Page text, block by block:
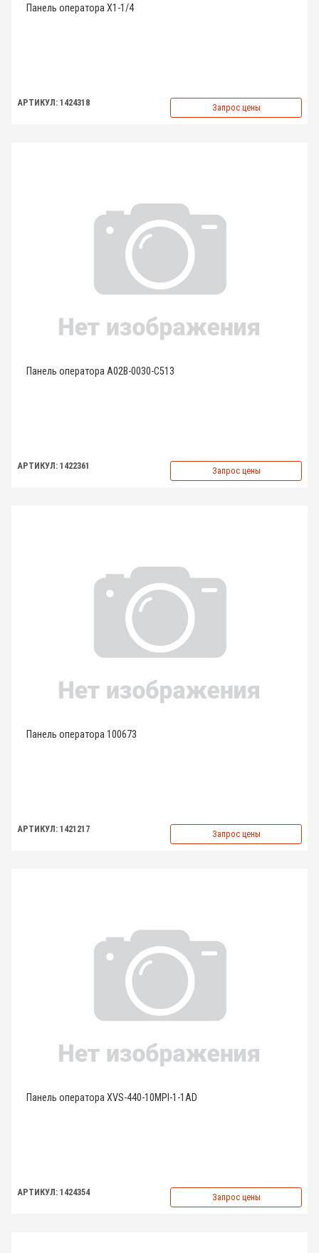
Панель оператора X1-1/4
АРТИКУЛ: 1424318 Запрос цены
Панель оператора A02B-0030-C513
АРТИКУЛ: 1422361 Запрос цены
Панель оператора 100673
АРТИКУЛ: 1421217 Запрос цены
Панель оператора XVS-440-10MPI-1-1AD
АРТИКУЛ: 1424354 Запрос цены